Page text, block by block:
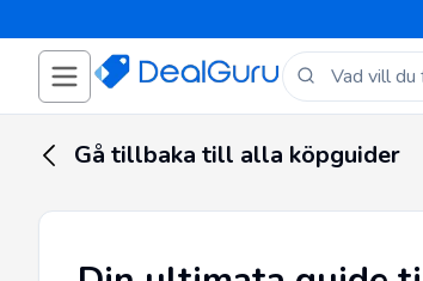
Gå tillbaka till alla köpguider